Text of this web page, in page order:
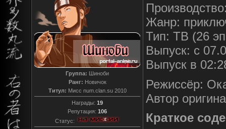
Группа: Шиноби
Ранг: Новичок
Титул: Мисс num.clan.su 2010
Награды: 19
Репутация: 106
Статус:
Жанр:
Тип: ТВ (26
Выпуск: c
Выпуск в
Режиссёр:
Автор
Краткое